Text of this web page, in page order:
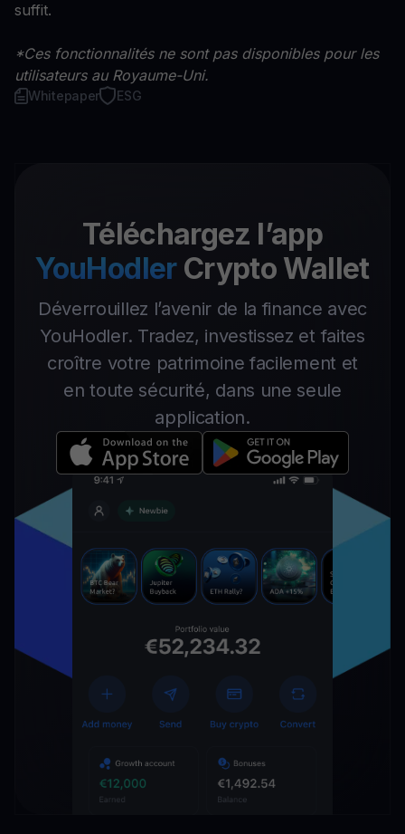
suffit.
*Ces fonctionnalités ne sont pas disponibles pour les
utilisateurs au Royaume-Uni.
Whitepaper ESG
Téléchargez l’app
YouHodler Crypto Wallet
Déverrouillez l’avenir de la finance avec
YouHodler. Tradez, investissez et faites
croître votre patrimoine facilement et
en toute sécurité, dans une seule
application.